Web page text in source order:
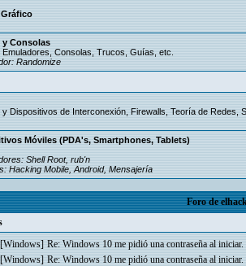
y Consolas
Emuladores, Consolas, Trucos, Guías, etc.
Randomize
y Dispositivos de Interconexión, Firewalls, Teoría de Redes,
Móviles (PDA's, Smartphones, Tablets)
Shell Root, rub'n
Hacking Mobile Android, Mensajería
Foro de
[Windows] Re: Windows 10 me pidió una contraseña al iniciar.
[Windows] Re: Windows 10 me pidió una contraseña al iniciar.